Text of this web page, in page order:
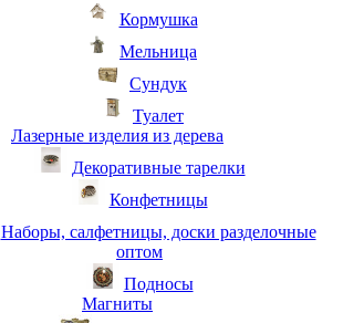
Кормушка
Мельница
Сундук
Туалет
Лазерные изделия из дерева
Декоративные тарелки
Конфетницы
Наборы, салфетницы, доски разделочные
оптом
Подносы
Магниты